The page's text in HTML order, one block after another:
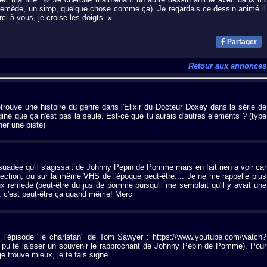
un sirop, quelque chose comme ça). Je regardais ce dessin animé
à vous, je croise les doigts. »
Partager
Retour aux annonces
une histoire du genre dans l'Elixir du Docteur Doxey dans la série de
que ça n'est pas la seule. Est-ce que tu aurais d'autres éléments ? (type
une piste)
qu'il s'agissait de Johnny Pepin de Pomme mais en fait rien a voir car
ou sur la même VHS de l'époque peut-être.... Je ne me rappelle plus
remede (peut-être du jus de pomme puisqu'il me semblait qu'il y avait une
peut-être ça quand même! Merci
"le charlatan" de Tom Sawyer : https://www.youtube.com/watch?
te laisser un souvenir le rapprochant de Johnny Pépin de Pomme). Pour
trouve mieux, je te fais signe.